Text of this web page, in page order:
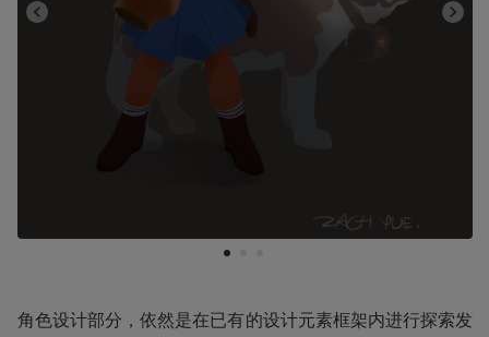
1
角色设计部分，依然是在已有的设计元素框架内进行探索发